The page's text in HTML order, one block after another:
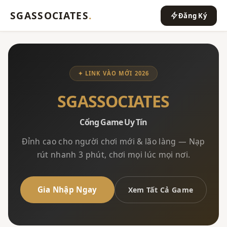
SGASSOCIATES. Đăng Ký
✦ LINK VÀO MỚI 2026
SGASSOCIATES
Cổng Game Uy Tín
Đỉnh cao cho người chơi mới & lão làng — Nạp
rút nhanh 3 phút, chơi mọi lúc mọi nơi.
Gia Nhập Ngay Xem Tất Cả Game